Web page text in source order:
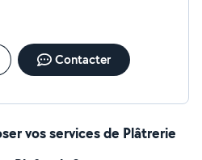
Contacter
vos services de Plâtrerie